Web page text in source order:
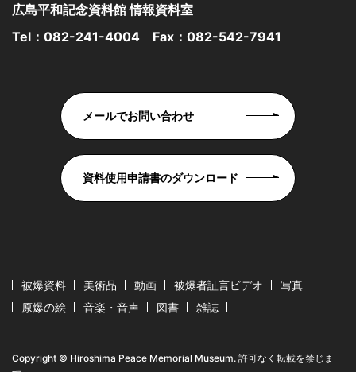
広島平和記念資料館 情報資料室
Tel： 082-241-4004 Fax：082-542-7941
メールでお問い合わせ
資料使用申請書のダウンロード
被爆資料 美術品 動画 被爆者証言ビデオ
写真
原爆の絵
音楽・音声 図書 雑誌
Copyright © Hiroshima Peace Memorial Museum. 許可なく転載を禁じま